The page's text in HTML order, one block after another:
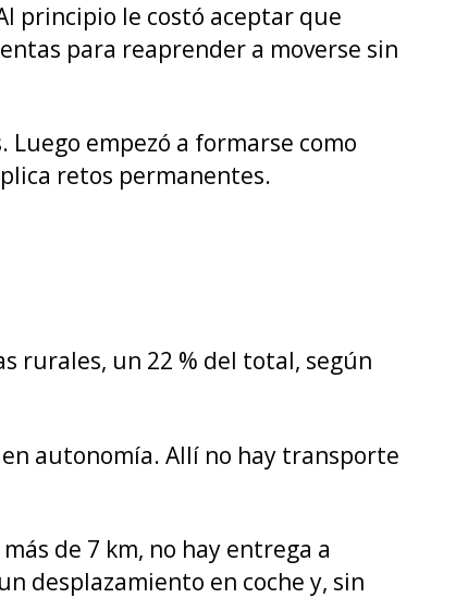
principio le costó aceptar que
para reaprender a moverse sin
empezó a formarse como
retos permanentes.
rurales, un 22 % del total, según
autonomía. Allí no hay transporte
de 7 km, no hay entrega a
desplazamiento en coche y, sin